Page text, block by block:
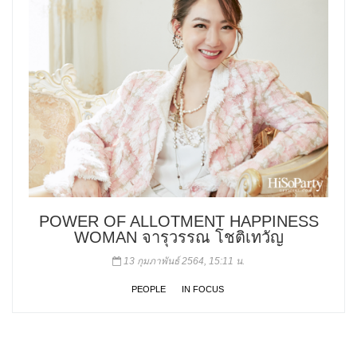
POWER OF ALLOTMENT HAPPINESS
WOMAN จารุวรรณ โชติเทวัญ
13 กุมภาพันธ์ 2564, 15:11 น.
PEOPLE IN FOCUS